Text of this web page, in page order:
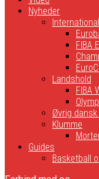
Nyheder
FIBA
Landshold
FIBA
Øvrig
Klumme
Guides
Basketball